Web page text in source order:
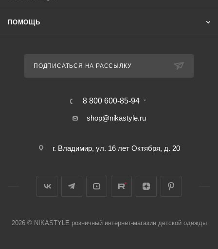
ПОМОЩЬ
ПОДПИСАТЬСЯ НА РАССЫЛКУ
8 800 600-85-94
shop@nikastyle.ru
г. Владимир, ул. 16 лет Октября, д. 20
2026 © NIKASTYLE розничный интернет-магазин детской одежды